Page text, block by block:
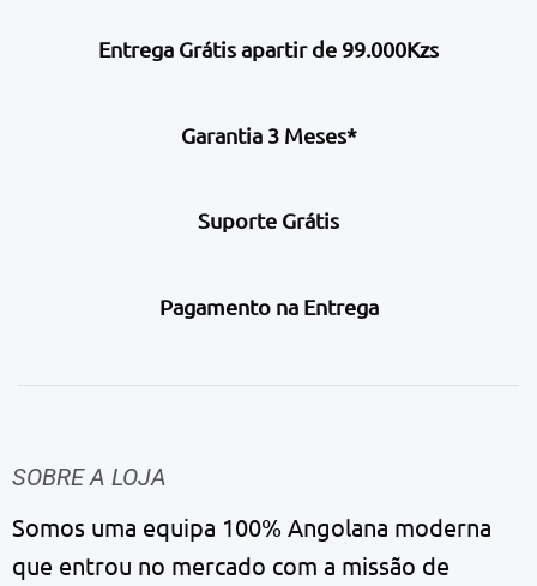
Entrega Grátis apartir de 99.000Kzs
Garantia 3 Meses*
Suporte Grátis
Pagamento na Entrega
SOBRE A LOJA
Somos uma equipa 100% Angolana moderna
que entrou no mercado com a missão de